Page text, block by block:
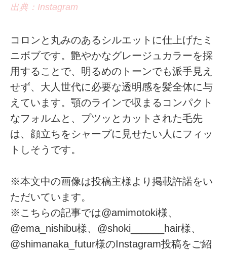
出典：Instagram
コロンと丸みのあるシルエットに仕上げたミ
ニボブです。艶やかなグレージュカラーを採
用することで、明るめのトーンでも派手見え
せず、大人世代に必要な透明感を髪全体に与
えています。顎のラインで収まるコンパクト
なフォルムと、プツッとカットされた毛先
は、顔立ちをシャープに見せたい人にフィッ
トしそうです。
※本文中の画像は投稿主様より掲載許諾をい
ただいています。
※こちらの記事では@amimotoki様、
@ema_nishibu様、@shoki______hair様、
@shimanaka_futur様のInstagram投稿をご紹